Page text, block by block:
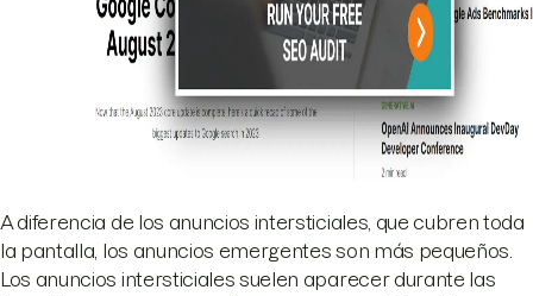
A diferencia de los anuncios intersticiales, que cubren toda
la pantalla, los anuncios emergentes son más pequeños.
Los anuncios intersticiales suelen aparecer durante las